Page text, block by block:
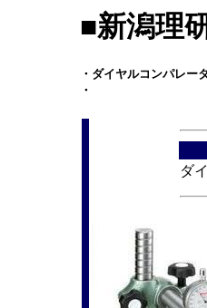
■新潟理
・ダイヤルコンパレー
・
ダ